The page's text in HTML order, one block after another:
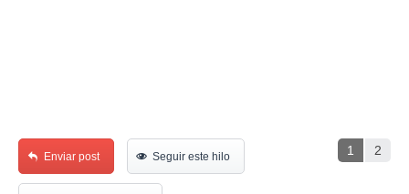
1 2
Enviar post Seguir este hilo